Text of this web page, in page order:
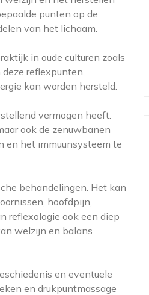
punten op de
van het lichaam.
in oude culturen zoals
reflexpunten,
kan worden hersteld.
vermogen heeft.
ook de zenuwbanen
en het immuunsysteem te
behandelingen. Het kan
hoofdpijn,
reflexologie ook een diep
welzijn en balans
en eventuele
en drukpuntmassage